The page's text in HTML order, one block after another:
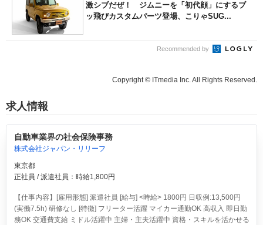
激シブだぜ！ ジムニーを「初代顔」にするブ
ッ飛びカスタムパーツ登場、こりゃSUG...
Recommended by
Copyright © ITmedia Inc. All Rights Reserved.
求人情報
自動車業界の社会保険事務
株式会社ジャパン・リリーフ
東京都
正社員 / 派遣社員：時給1,800円
【仕事内容】[雇用形態] 派遣社員 [給与] <時給> 1800円 日収例:13,500円
(実働7.5h) 研修なし [特徴] フリーター活躍 マイカー通勤OK 高収入 即日勤
務OK 交通費支給 ミドル活躍中 主婦・主夫活躍中 資格・スキルを活かせる